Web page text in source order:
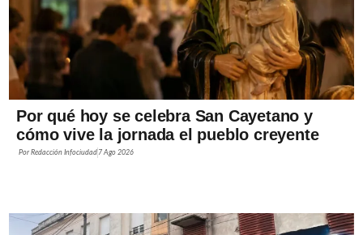
Por qué hoy se celebra San Cayetano y
cómo vive la jornada el pueblo creyente
PorRedacción Infociudad 7 Ago 2026